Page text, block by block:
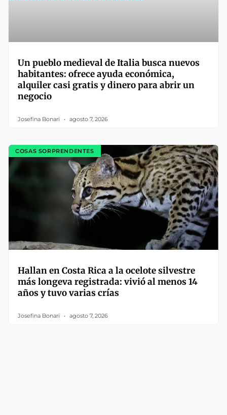
Un pueblo medieval de Italia busca nuevos
habitantes: ofrece ayuda económica,
alquiler casi gratis y dinero para abrir un
negocio
Josefina Bonari agosto 7, 2026
COSAS SORPRENDENTES
Hallan en Costa Rica a la ocelote silvestre
más longeva registrada: vivió al menos 14
años y tuvo varias crías
Josefina Bonari agosto 7, 2026